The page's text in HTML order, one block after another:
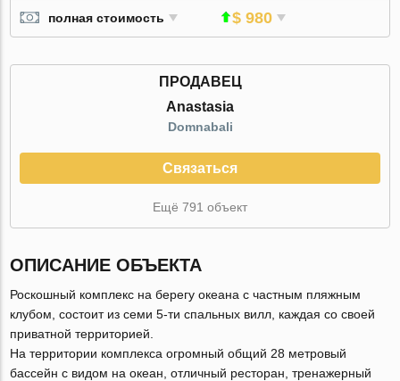
полная стоимость $ 980
ПРОДАВЕЦ
Anastasia
Domnabali
Связаться
Ещё 791 объект
ОПИСАНИЕ ОБЪЕКТА
Роскошный комплекс на берегу океана с частным пляжным
клубом, состоит из семи 5-ти спальных вилл, каждая со своей
приватной территорией.
На территории комплекса огромный общий 28 метровый
бассейн с видом на океан, отличный ресторан, тренажерный